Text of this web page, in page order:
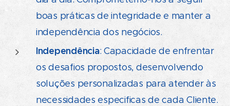
boas práticas de integridade e manter a
independência dos negócios.
Independência: Capacidade de enfrentar
os desafios propostos, desenvolvendo
soluções personalizadas para atender às
necessidades especificas de cada Cliente.